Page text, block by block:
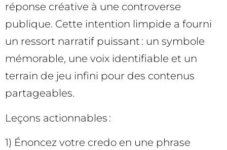
réponse créative à une controverse
publique. Cette intention limpide a fourni
un ressort narratif puissant : un symbole
mémorable, une voix identifiable et un
terrain de jeu infini pour des contenus
partageables.
Leçons actionnables :
1) Énoncez votre credo en une phrase